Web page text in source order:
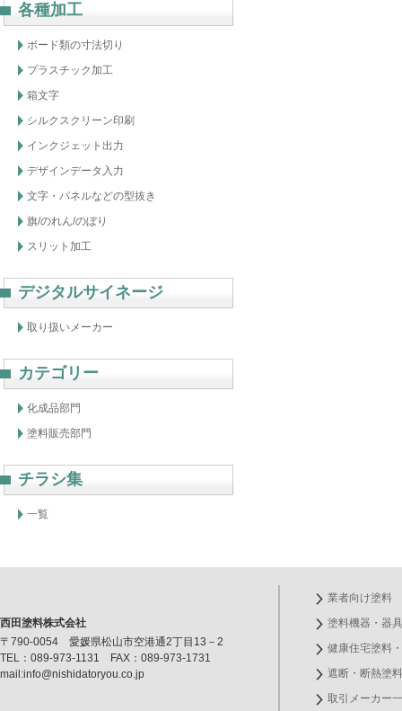
各種加工
ボード類の寸法切り
プラスチック加工
箱文字
シルクスクリーン印刷
インクジェット出力
デザインデータ入力
文字・パネルなどの型抜き
旗/のれん/のぼり
スリット加工
デジタルサイネージ
取り扱いメーカー
カテゴリー
化成品部門
塗料販売部門
チラシ集
一覧
西田塗料株式会社
〒790-0054 愛媛県松山市空港通2丁目13－2
TEL：089-973-1131 FAX：089-973-1731
mail:info@nishidatoryou.co.jp
業者向け塗料
塗料機器・器
健康住宅塗料
遮断・断熱塗料
取引メーカー